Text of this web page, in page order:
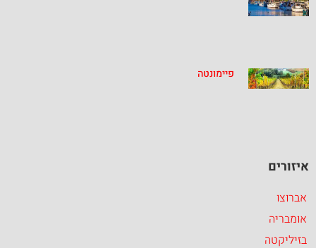
פיימונטה
איזורים
אברוצו
אומבריה
בזיליקטה